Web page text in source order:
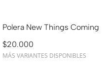
Polera New Things Coming
$20.000
MÁS VARIANTES DISPONIBLES